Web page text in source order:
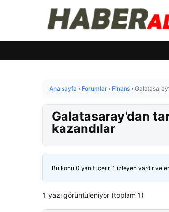
Ana sayfa › Forumlar › Finans ›
Galatasaray’dan
kazandılar
Bu konu 0 yanıt içerir, 1 izleyen vardır ve
1 yazı görüntüleniyor (toplam 1)